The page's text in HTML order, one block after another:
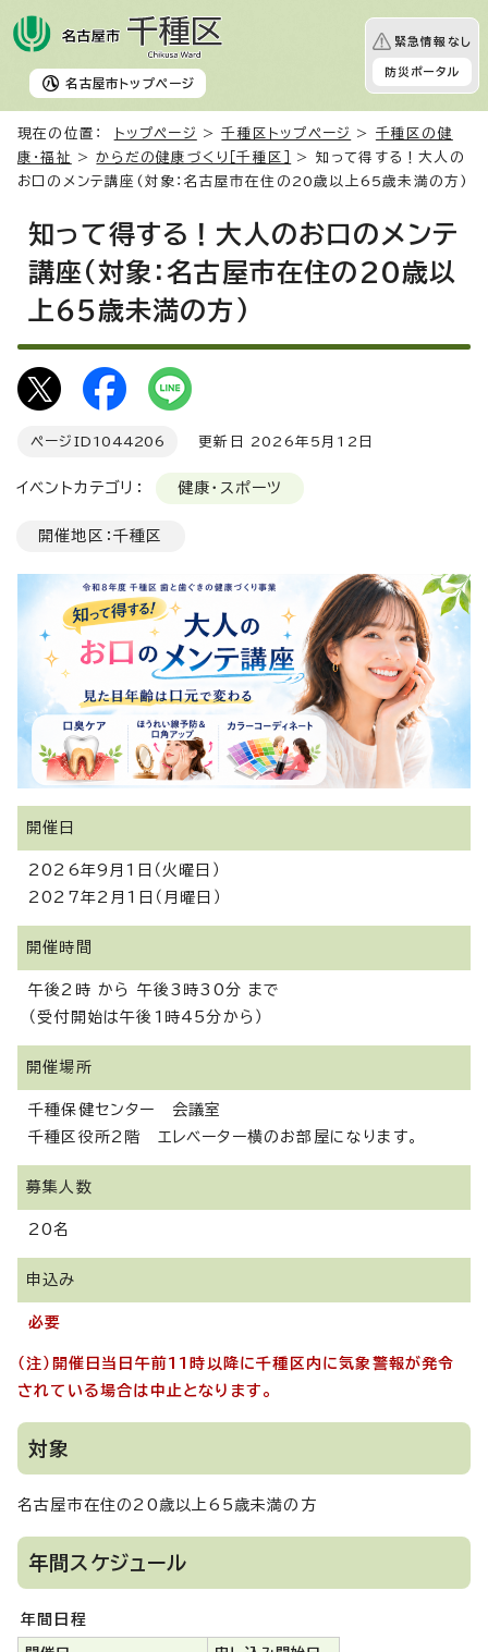
名古屋市 トップページ
緊急情報なし
防災ポータル
現在の位置： トップページ >千種区トップページ > 千種区の健
康・福祉
>からだの健康づくり［千種区］
> 知って得する！大人の
お口のメンテ講座(対象：名古屋市在住の20歳以上65歳未満の方)
知って得する！大人のお口のメンテ
講座(対象：名古屋市在住の20歳以
上65歳未満の方)
ページID 1044206 更新日 2026年5月12日
イベントカテゴリ： 健康・スポーツ
開催地区：千種区
開催日
2026年9月1日（火曜日）
2027年2月1日（月曜日）
開催時間
午後2時 から 午後3時30分 まで
（受付開始は午後1時45分から）
開催場所
千種保健センター 会議室
千種区役所2階 エレベーター横のお部屋になります。
募集人数
20名
申込み
必要
（注）開催日当日午前11時以降に千種区内に気象警報が発令
されている場合は中止となります。
対象
名古屋市在住の20歳以上65歳未満の方
年間スケジュール
年間日程